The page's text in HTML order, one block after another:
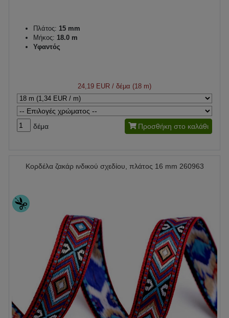
Πλάτος: 15 mm
Μήκος: 18.0 m
Υφαντός
24,19 EUR / δέμα (18 m)
δέμα Προσθήκη στο καλάθι
Κορδέλα ζακάρ ινδικού σχεδίου, πλάτος 16 mm 260963